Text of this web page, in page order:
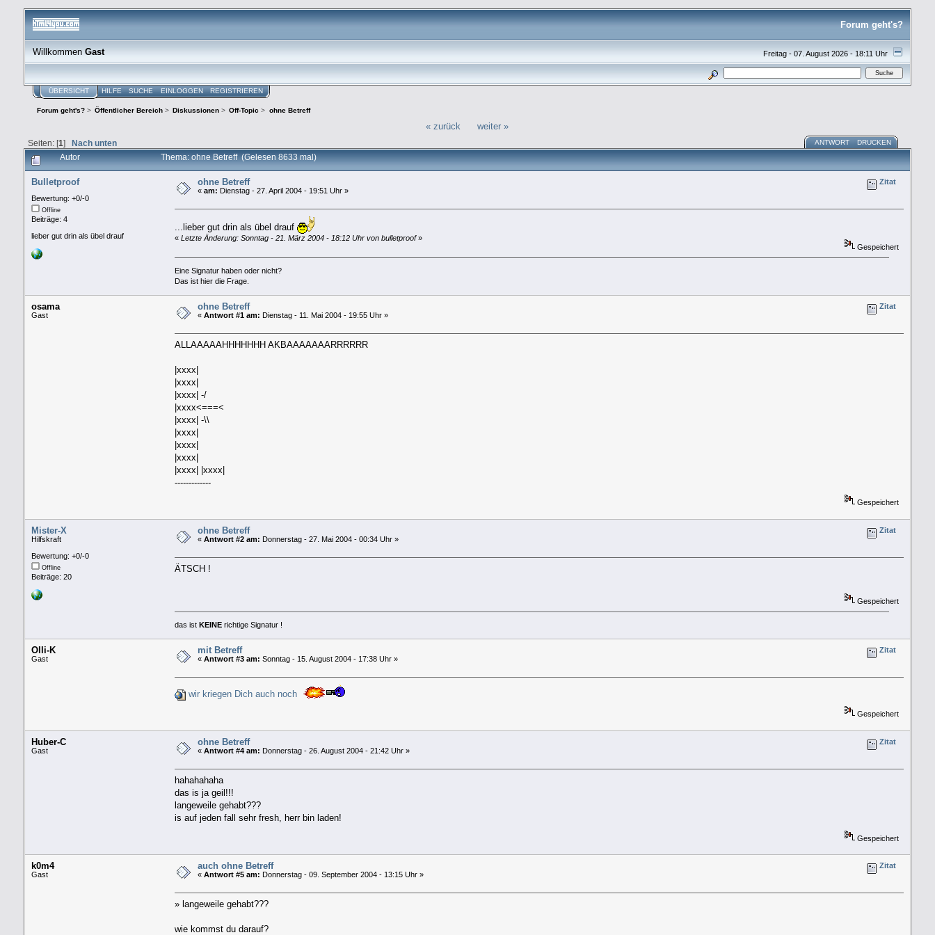
Forum geht's?
Freitag - 07. August 2026 - 18:11 Uhr
WillkommenGast
ÜBERSICHT HILFE SUCHE EINLOGGEN REGISTRIEREN
Forum geht's?> Öffentlicher Bereich > Diskussionen > Off-Topic > ohne Betreff
« zurück weiter »
Seiten: [1] Nach unten ANTWORT DRUCKEN
Autor Thema: ohne Betreff (Gelesen 8633 mal)
Bulletproof
Bewertung: +0/-0
Offline
Beiträge: 4
lieber gut drin als übel drauf
ohne Betreff
« am: Dienstag - 27. April 2004 - 19:51 Uhr »
Zitat
...lieber gut drin als übel drauf
«Letzte Änderung: Sonntag - 21. März 2004 - 18:12 Uhr von bulletproof»
Gespeichert
Eine Signatur haben oder nicht?
Das ist hier die Frage.
osama
Gast
ohne Betreff
« Antwort #1 am: Dienstag - 11. Mai 2004 - 19:55 Uhr »
Zitat
ALLAAAAAHHHHHHH AKBAAAAAAARRRRRR
|xxxx|
|xxxx|
|xxxx| -/
|xxxx<===<
|xxxx| -\\
|xxxx|
|xxxx|
|xxxx|
|xxxx| |xxxx|
-------------
Gespeichert
Mister-X
Hilfskraft
Bewertung: +0/-0
Offline
Beiträge: 20
ohne Betreff
« Antwort #2 am: Donnerstag - 27. Mai 2004 - 00:34 Uhr »
Zitat
ÄTSCH !
Gespeichert
das istKEINE richtige Signatur !
Olli-K
Gast
mit Betreff
« Antwort #3 am: Sonntag - 15. August 2004 - 17:38 Uhr »
Zitat
wir kriegen Dich auch noch
Gespeichert
Huber-C
Gast
ohne Betreff
« Antwort #4 am: Donnerstag - 26. August 2004 - 21:42 Uhr »
Zitat
hahahahaha
das is ja geil!!!
langeweile gehabt???
is auf jeden fall sehr fresh, herr bin laden!
Gespeichert
k0m4
Gast
auch ohne Betreff
« Antwort #5 am: Donnerstag - 09. September 2004 - 13:15 Uhr »
Zitat
» langeweile gehabt???
wie kommst du darauf?